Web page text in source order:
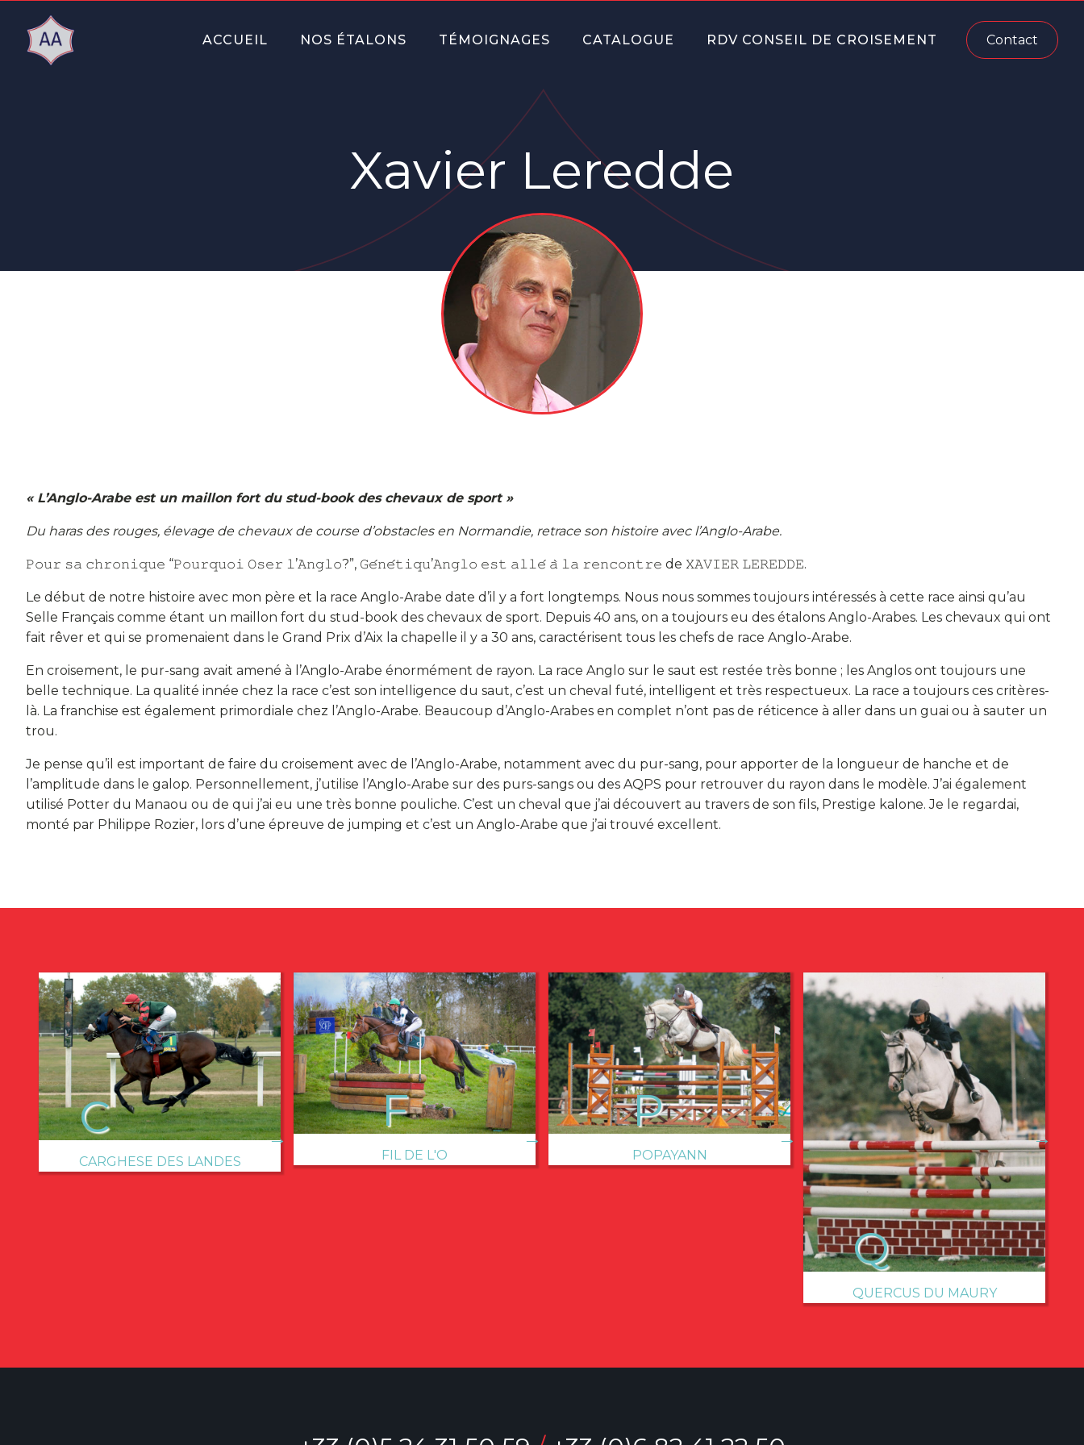
ACCUEIL NOS ÉTALONS TÉMOIGNAGES CATALOGUE RDV CONSEIL DE CROISEMENT Contact
Xavier Leredde
« L’Anglo-Arabe est un maillon fort du stud-book des chevaux de sport »
Du haras des rouges, élevage de chevaux de course d’obstacles en Normandie, retrace son histoire avec l’Anglo-Arabe.
𝙿𝚘𝚞𝚛 𝚜𝚊 𝚌𝚑𝚛𝚘𝚗𝚒𝚚𝚞𝚎 “𝙿𝚘𝚞𝚛𝚚𝚞𝚘𝚒 𝙾𝚜𝚎𝚛 𝚕’𝙰𝚗𝚐𝚕𝚘?”, 𝙶𝚎́𝚗𝚎́𝚝𝚒𝚚𝚞’𝙰𝚗𝚐𝚕𝚘 𝚎𝚜𝚝 𝚊𝚕𝚕𝚎́ 𝚊̀ 𝚕𝚊 𝚛𝚎𝚗𝚌𝚘𝚗𝚝𝚛𝚎 de 𝚇𝙰𝚅𝙸𝙴𝚁 𝙻𝙴𝚁𝙴𝙳𝙳𝙴.
Le début de notre histoire avec mon père et la race Anglo-Arabe date d’il y a fort longtemps. Nous nous sommes toujours intéressés à cette race ainsi qu’au
Selle Français comme étant un maillon fort du stud-book des chevaux de sport. Depuis 40 ans, on a toujours eu des étalons Anglo-Arabes. Les chevaux qui ont
fait rêver et qui se promenaient dans le Grand Prix d’Aix la chapelle il y a 30 ans, caractérisent tous les chefs de race Anglo-Arabe.
En croisement, le pur-sang avait amené à l’Anglo-Arabe énormément de rayon. La race Anglo sur le saut est restée très bonne ; les Anglos ont toujours une
belle technique. La qualité innée chez la race c’est son intelligence du saut, c’est un cheval futé, intelligent et très respectueux. La race a toujours ces critères-
là. La franchise est également primordiale chez l’Anglo-Arabe. Beaucoup d’Anglo-Arabes en complet n’ont pas de réticence à aller dans un guai ou à sauter un
trou.
Je pense qu’il est important de faire du croisement avec de l’Anglo-Arabe, notamment avec du pur-sang, pour apporter de la longueur de hanche et de
l’amplitude dans le galop. Personnellement, j’utilise l’Anglo-Arabe sur des purs-sangs ou des AQPS pour retrouver du rayon dans le modèle. J’ai également
utilisé Potter du Manaou ou de qui j’ai eu une très bonne pouliche. C’est un cheval que j’ai découvert au travers de son fils, Prestige kalone. Je le regardai,
monté par Philippe Rozier, lors d’une épreuve de jumping et c’est un Anglo-Arabe que j’ai trouvé excellent.
CARGHESE DES LANDES
→
FIL DE L'O
→
POPAYANN
→
QUERCUS DU MAURY
→